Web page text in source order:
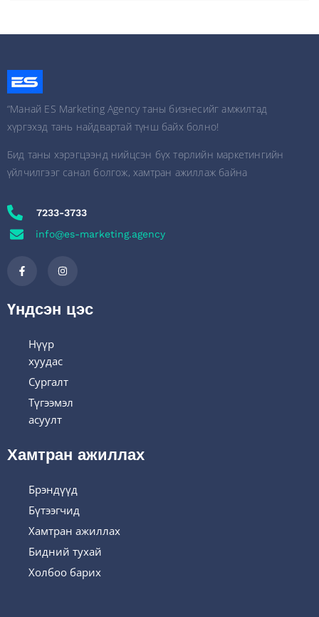
“Манай ES Marketing Agency таны бизнесийг амжилтад
хүргэхэд тань найдвартай түнш байх болно!
Бид таны хэрэгцээнд нийцсэн бүх төрлийн маркетингийн
үйлчилгээг санал болгож, хамтран ажиллаж байна
7233-3733
info@es-marketing.agency
Үндсэн цэс
Нүүр
хуудас
Сургалт
Түгээмэл
асуулт
Хамтран ажиллах
Брэндүүд
Бүтээгчид
Хамтран ажиллах
Бидний тухай
Холбоо барих